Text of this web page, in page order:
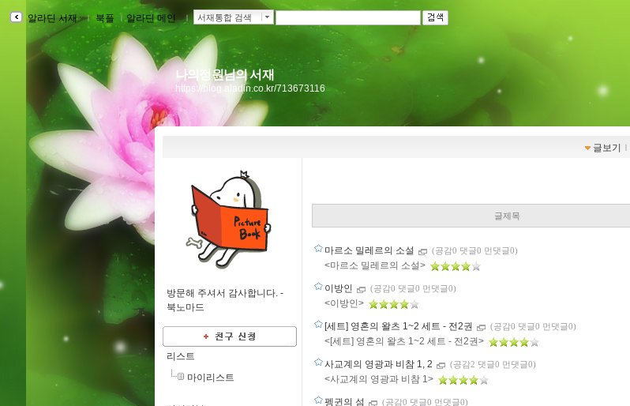
알라딘 서재 ｌ 북플 ｌ알라딘 메인 ｌ 서재통합 검색
나의정원님의 서재
https://blog.aladin.co.kr/713673116
글보기 ｌ
방문해 주셔서 감사합니다. -
북노마드
리스트
마이리스트
글제목
마르소 밀레르의 소설 (공감0 댓글0 먼댓글0)
<마르소 밀레르의 소설>
이방인 (공감0 댓글0 먼댓글0)
<이방인>
[세트] 영혼의 왈츠 1~2 세트 - 전2권 (공감0 댓글0 먼댓글0)
<[세트] 영혼의 왈츠 1~2 세트 - 전2권>
사교계의 영광과 비참 1, 2 (공감2 댓글0 먼댓글0)
<사교계의 영광과 비참 1>
펭귄의 섬 (공감0 댓글0 먼댓글0)